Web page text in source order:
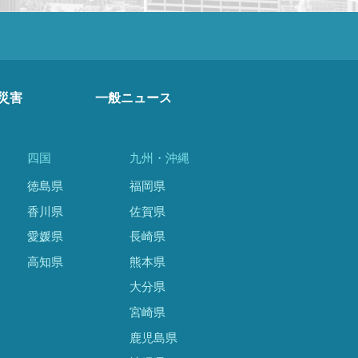
害 一般ニュース
四国
徳島県
香川県
愛媛県
高知県
九州・沖縄
福岡県
佐賀県
長崎県
熊本県
大分県
宮崎県
鹿児島県